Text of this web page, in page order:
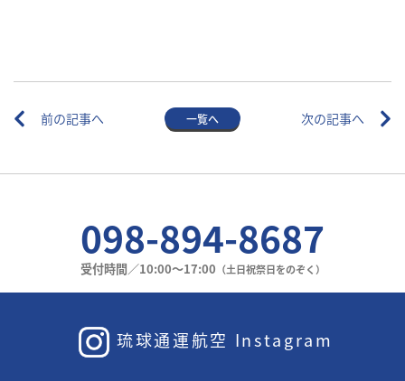
前の記事へ 一覧へ 次の記事へ
098-894-8687
受付時間／10:00〜17:00 （土日祝祭日をのぞく）
琉球通運航空 Instagram